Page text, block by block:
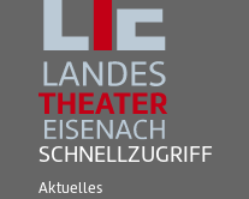
SCHNELLZUGRIFF
Aktuelles